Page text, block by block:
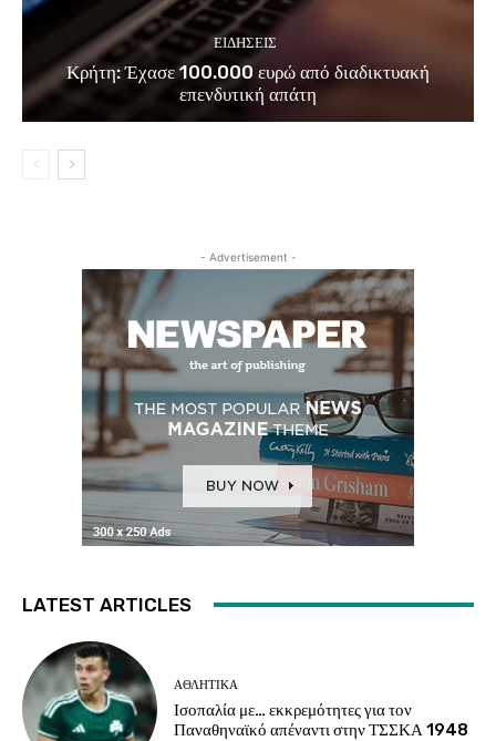
ΕΙΔΗΣΕΙΣ
Κρήτη: Έχασε 100.000 ευρώ από διαδικτυακή
επενδυτική απάτη
- Advertisement -
LATEST ARTICLES
ΑΘΛΗΤΙΚΑ
Ισοπαλία με… εκκρεμότητες για τον
Παναθηναϊκό απέναντι στην ΤΣΣΚΑ 1948